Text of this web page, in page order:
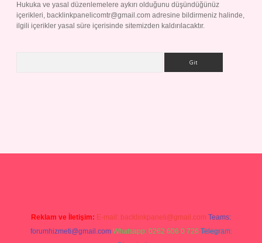
Hukuka ve yasal düzenlemelere aykırı olduğunu düşündüğünüz
içerikleri, backlinkpanelicomtr@gmail.com adresine bildirmeniz halinde,
ilgili içerikler yasal süre içerisinde sitemizden kaldırılacaktır.
Reklam ve İletişim: E-mail: backlinkpaneli@gmail.com Teams:
forumhizmeti@gmail.com Whatsapp: 0262 606 0 726 Telegram: